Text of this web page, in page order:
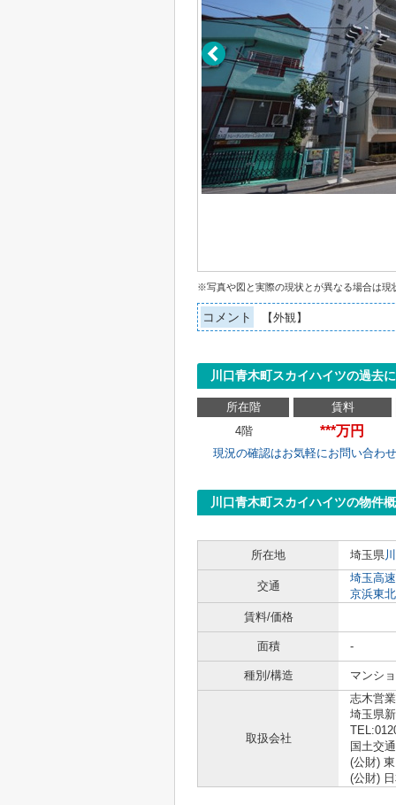
※写真や図と実際の現状とが異なる場合は現
コメント 【外観】
川口青木町スカイハイツの過去
所在階 賃料
4階
***万円
現況の確認はお気軽にお問い合わせ
川口青木町スカイハイツの物件
所在地
埼玉県
交通
埼玉高
京浜東
賃料/価格
面積 -
種別/構造 マンシ
取扱会社
志木営
埼玉県
国土交
(公財)
(公財)